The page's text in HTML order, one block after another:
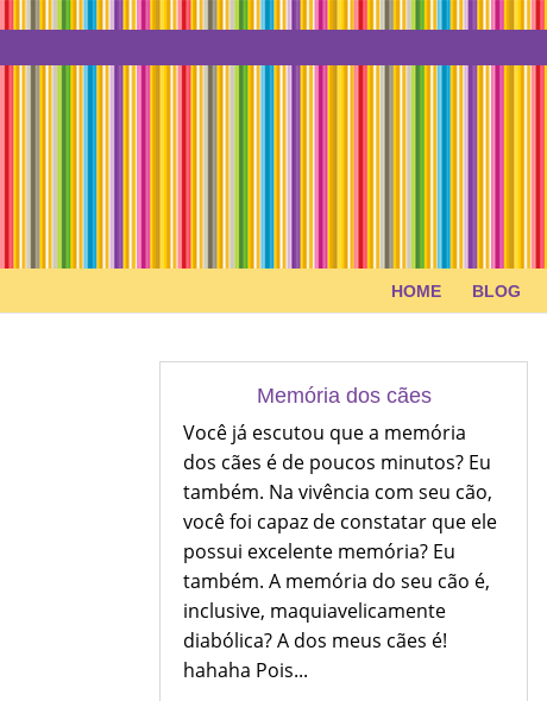
HOME BLOG
Memória dos cães
Você já escutou que a memória
dos cães é de poucos minutos? Eu
também. Na vivência com seu cão,
você foi capaz de constatar que ele
possui excelente memória? Eu
também. A memória do seu cão é,
inclusive, maquiavelicamente
diabólica? A dos meus cães é!
hahaha Pois...